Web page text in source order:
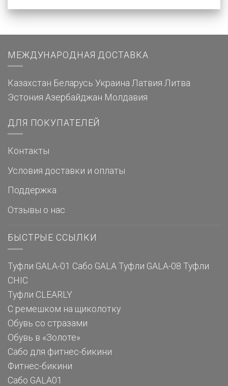
МЕЖДУНАРОДНАЯ ДОСТАВКА
Казахстан Беларусь Украина Латвия Литва
Эстония Азербайджан Молдавия
ДЛЯ ПОКУПАТЕЛЕЙ
Контакты
Условия доставки и оплаты
Поддержка
Отзывы о нас
БЫСТРЫЕ ССЫЛКИ
Туфли GALA-01 Сабо GALA Туфли GALA-08 Туфли
CHIC
Туфли CLEARLY
С ремешком на щиколотку
Обувь со стразами
Обувь в «Золоте»
Сабо для фитнес-бикини
Фитнес-бикини
Сабо GALA01